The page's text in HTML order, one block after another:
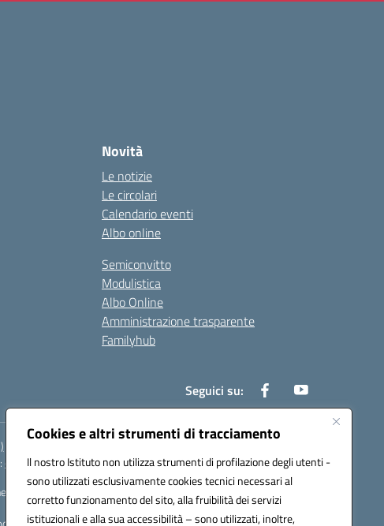
Cookies e altri strumenti di tracciamento
Il nostro Istituto non utilizza strumenti di profilazione degli utenti -
sono utilizzati esclusivamente cookies tecnici necessari al
corretto funzionamento del sito, alla fruibilità dei servizi
istituzionali e alla sua accessibilità – sono utilizzati, inoltre,
Novità
Le notizie
Le circolari
Calendario eventi
Albo online
Semiconvitto
Modulistica
Albo Online
Amministrazione trasparente
Familyhub
Seguici su:
cevc01000b@pec.istruzione.it